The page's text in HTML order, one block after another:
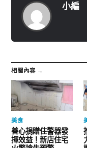
小編
相關內容 →
美食
善心捐贈住警器發
揮效益！新店住宅